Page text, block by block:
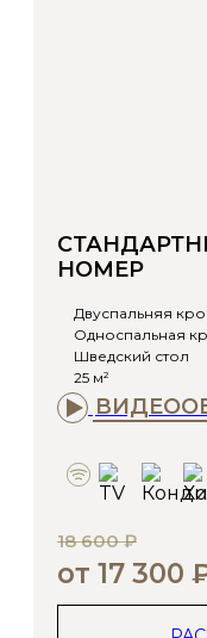
НОМЕР
Двуспальняя
Односпальная
Шведский стол
25 м²
18 600 ₽
от 17 300